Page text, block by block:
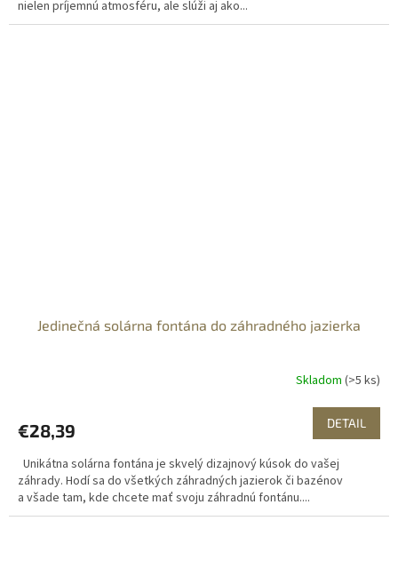
nielen príjemnú atmosféru, ale slúži aj ako...
Jedinečná solárna fontána do záhradného jazierka
Skladom (>5 ks)
€28,39 DETAIL
Unikátna solárna fontána je skvelý dizajnový kúsok do vašej
záhrady. Hodí sa do všetkých záhradných jazierok či bazénov
a všade tam, kde chcete mať svoju záhradnú fontánu....